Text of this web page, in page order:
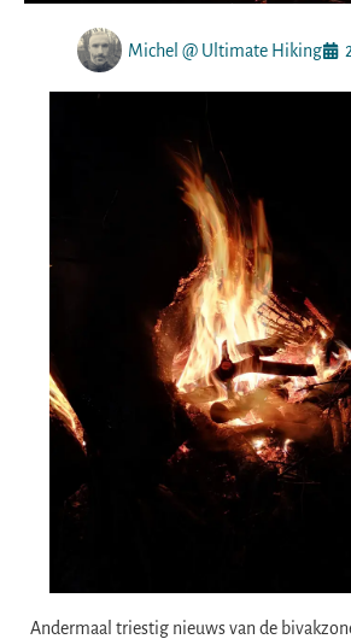
Michel @ Ultimate Hiking
Andermaal triestig nieuws van de